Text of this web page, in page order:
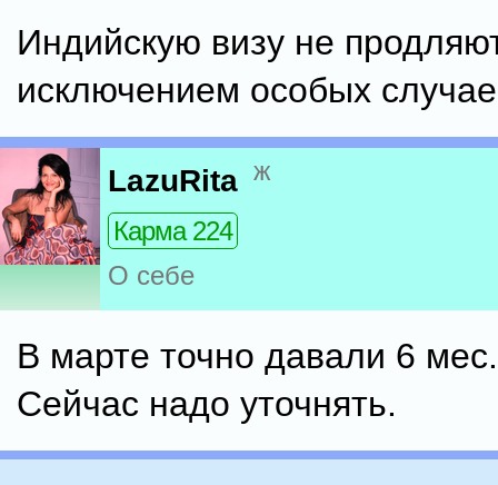
Индийскую визу не
исключением особых
LazuRita ж
Карма 224
О себе
В марте точно давали 6
Сейчас надо уточнять.